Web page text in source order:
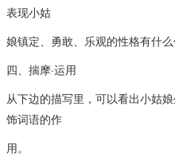
表现小姑
娘镇定、勇敢、乐观的性格有什
四、揣摩·运用
从下边的描写里，可以看出小姑
饰词语的作
用。